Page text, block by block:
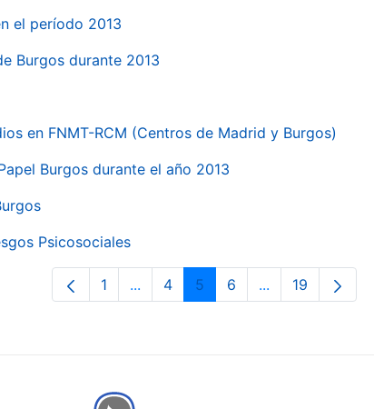
el período 2013
Burgos durante 2013
en FNMT-RCM (Centros de Madrid y Burgos)
Burgos durante el año 2013
Psicosociales
Páxina
1 ...Páxinas intermedias Use pestaña
Páxina
4 Páxina
5 Páxina
6 ...PáxinasPáxina
19